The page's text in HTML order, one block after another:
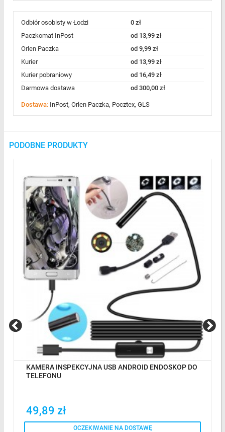
Odbiór osobisty w Łodzi
0 zł
Paczkomat InPost
od 13,99 zł
Orlen Paczka
od 9,99 zł
Kurier
od 13,99 zł
Kurier pobraniowy
od 16,49 zł
Darmowa dostawa
od 300,00 zł
Dostawa: InPost, Orlen Paczka, Pocztex, GLS
PODOBNE PRODUKTY
KAMERA INSPEKCYJNA USB ANDROID ENDOSKOP DO
TELEFONU
49,89 zł
OCZEKIWANIE NA DOSTAWĘ